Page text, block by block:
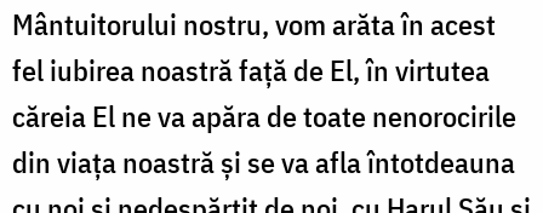
Mântuitorului nostru, vom arăta în acest
fel iubirea noastră faţă de El, în virtutea
căreia El ne va apăra de toate nenorocirile
din viaţa noastră şi se va afla întotdeauna